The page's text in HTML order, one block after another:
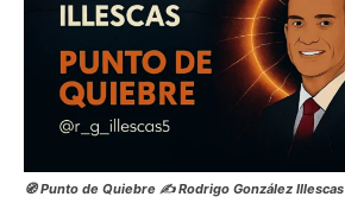
🧭 Punto de Quiebre ✍️ Rodrigo González Illescas